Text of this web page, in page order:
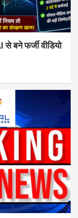
बने फर्जी वीडियो